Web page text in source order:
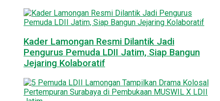
Kader Lamongan Resmi Dilantik Jadi
Pengurus Pemuda LDII Jatim, Siap Bangun
Jejaring Kolaboratif